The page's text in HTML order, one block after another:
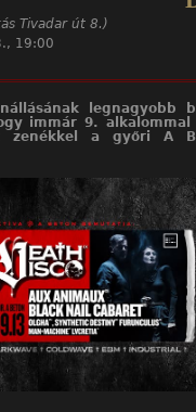
Tivadar út 8.)
19:00
legnagyobb
immár 9.
zenékkel a győri A